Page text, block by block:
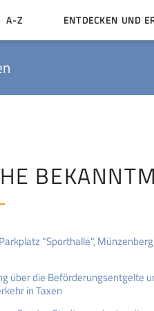
A-Z ENTDECKEN UND
"Sporthalle", Münzenberg
über die Beförderungsentgelte
in Taxen